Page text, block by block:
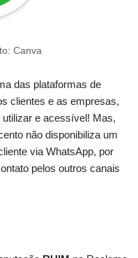
Canva
das plataformas de
clientes e as empresas,
e acessível! Mas,
não disponibiliza um
via WhatsApp, por
pelos outros canais